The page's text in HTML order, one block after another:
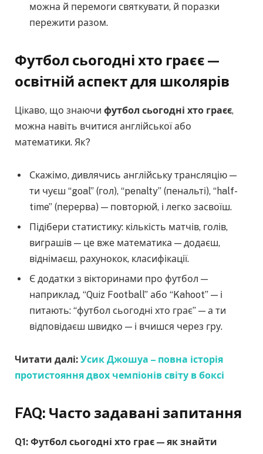
можна й перемоги святкувати, й поразки
пережити разом.
Футбол сьогодні хто граєє —
освітній аспект для школярів
Цікаво, що знаючи футбол сьогодні хто граєє,
можна навіть вчитися англійської або
математики. Як?
Скажімо, дивлячись англійську трансляцію —
ти чуєш “goal” (гол), “penalty” (пенальті), “half-
time” (перерва) — повторюй, і легко засвоїш.
Підібери статистику: кількість матчів, голів,
виграшів — це вже математика — додаєш,
віднімаєш, рахунокок, класифікації.
Є додатки з вікторинами про футбол —
наприклад, “Quiz Football” або “Kahoot” — і
питають: “футбол сьогодні хто грає” — а ти
відповідаєш швидко — і вчишся через гру.
Читати далі: Усик Джошуа – повна історія
протистояння двох чемпіонів світу в боксі
FAQ: Часто задавані запитання
Q1: Футбол сьогодні хто грає — як знайти